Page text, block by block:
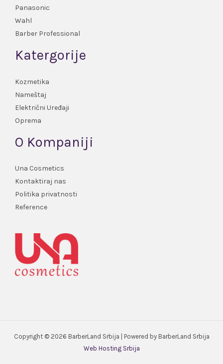
Panasonic
Wahl
Barber Professional
Katergorije
Kozmetika
Nameštaj
Električni Uređaji
Oprema
O Kompaniji
Una Cosmetics
Kontaktiraj nas
Politika privatnosti
Reference
Copyright © 2026 BarberLand Srbija | Powered by BarberLand Srbija
Web Hosting Srbija